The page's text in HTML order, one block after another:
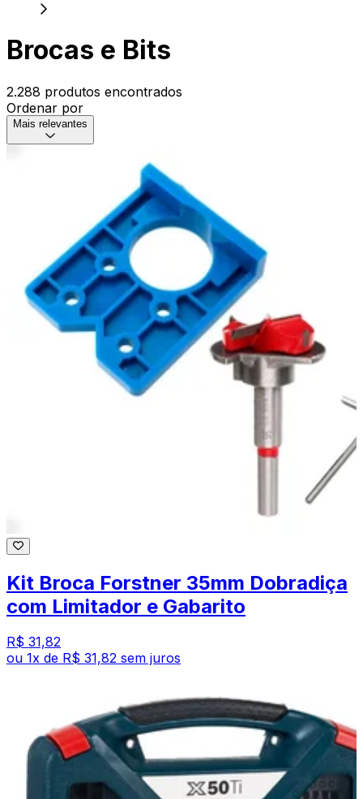
Brocas e Bits
2.288 produtos encontrados
Ordenar por
Mais relevantes
Kit Broca Forstner 35mm Dobradiça
com Limitador e Gabarito
R$ 31,82
ou 1x de R$ 31,82 sem juros